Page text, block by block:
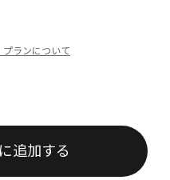
プランについて
追加する